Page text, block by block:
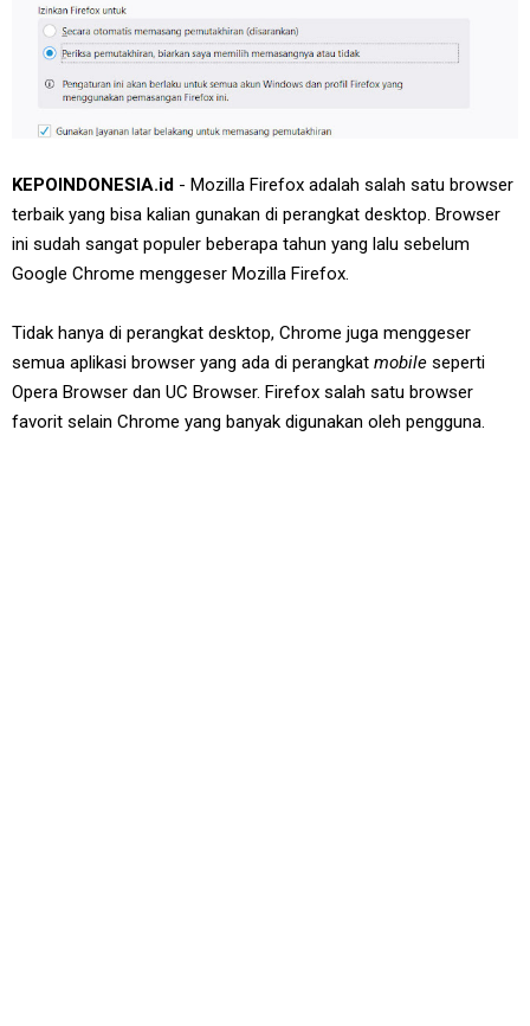
KEPOINDONESIA.id - Mozilla Firefox adalah salah satu browser
terbaik yang bisa kalian gunakan di perangkat desktop. Browser
ini sudah sangat populer beberapa tahun yang lalu sebelum
Google Chrome menggeser Mozilla Firefox.
Tidak hanya di perangkat desktop, Chrome juga menggeser
semua aplikasi browser yang ada di perangkat mobile seperti
Opera Browser dan UC Browser. Firefox salah satu browser
favorit selain Chrome yang banyak digunakan oleh pengguna.